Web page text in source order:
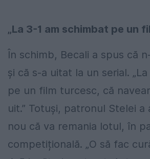
„La 3-1 am schimbat pe un
În schimb, Becali a spus că
și că s-a uitat la un serial.
pe un film turcesc, că
uit.” Totuși, patronul Stelei a
nou că va remania lotul, în
competițională. „O să fac